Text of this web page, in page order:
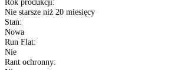
B
D
70 dB
XL (Extra Load)
Nie